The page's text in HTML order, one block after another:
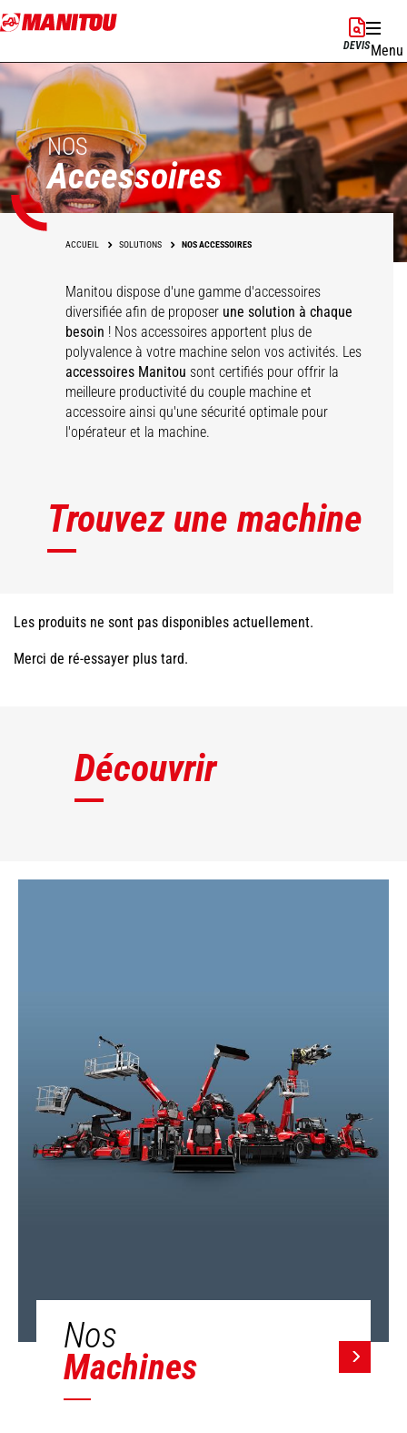
Aller
au
principal
DEVISMenu
NOS
Accessoires
ACCUEIL SOLUTIONS NOS ACCESSOIRES
Manitou dispose d'une gamme d'accessoires
diversifiée afin de proposer une solution à chaque
besoin ! Nos accessoires apportent plus de
polyvalence à votre machine selon vos activités. Les
accessoires Manitou sont certifiés pour offrir la
meilleure productivité du couple machine et
accessoire ainsi qu'une sécurité optimale pour
l'opérateur et la machine.
Trouvez une machine
Les produits ne sont pas disponibles actuellement.
Merci de ré-essayer plus tard.
Découvrir
Nos
Machines